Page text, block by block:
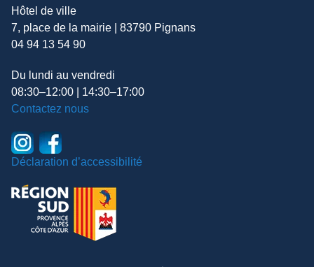
Hôtel de ville
7, place de la mairie | 83790 Pignans
04 94 13 54 90
Du lundi au vendredi
08:30–12:00 | 14:30–17:00
Contactez nous
Déclaration d’accessibilité